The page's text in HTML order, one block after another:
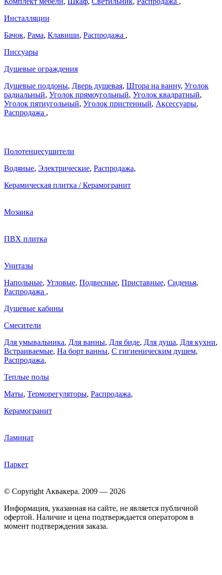
Инсталляции
Бачок, Рама, Клавиши, Распродажа ,
Писсуары
Душевые ограждения
Душевые поддоны, Дверь душевая, Штора на ванну, Уголок
радиальный, Уголок прямоугольный, Уголок квадратный,
Уголок пятиугольный, Уголок пристенный, Аксессуары,
Распродажа ,
Полотенцесушители
Водяные, Электрические, Распродажа,
Керамическая плитка / Керамогранит
Мозаика
ПВХ плитка
Унитазы
Напольные, Угловые, Подвесные, Приставные, Сиденья,
Распродажа ,
Душевые кабины
Смесители
Для умывальника, Для ванны, Для биде, Для душа, Для кухни,
Встраиваемые, На борт ванны, C гигиеническим душем,
Распродажа,
Теплые полы
Маты, Терморегуляторы, Распродажа,
Керамогранит
Ламинат
Паркет
© Copyright Аквакера. 2009 — 2026
Информация, указанная на сайте, не является публичной
офертой. Наличие и цена подтверждается оператором в
момент подтверждения заказа.